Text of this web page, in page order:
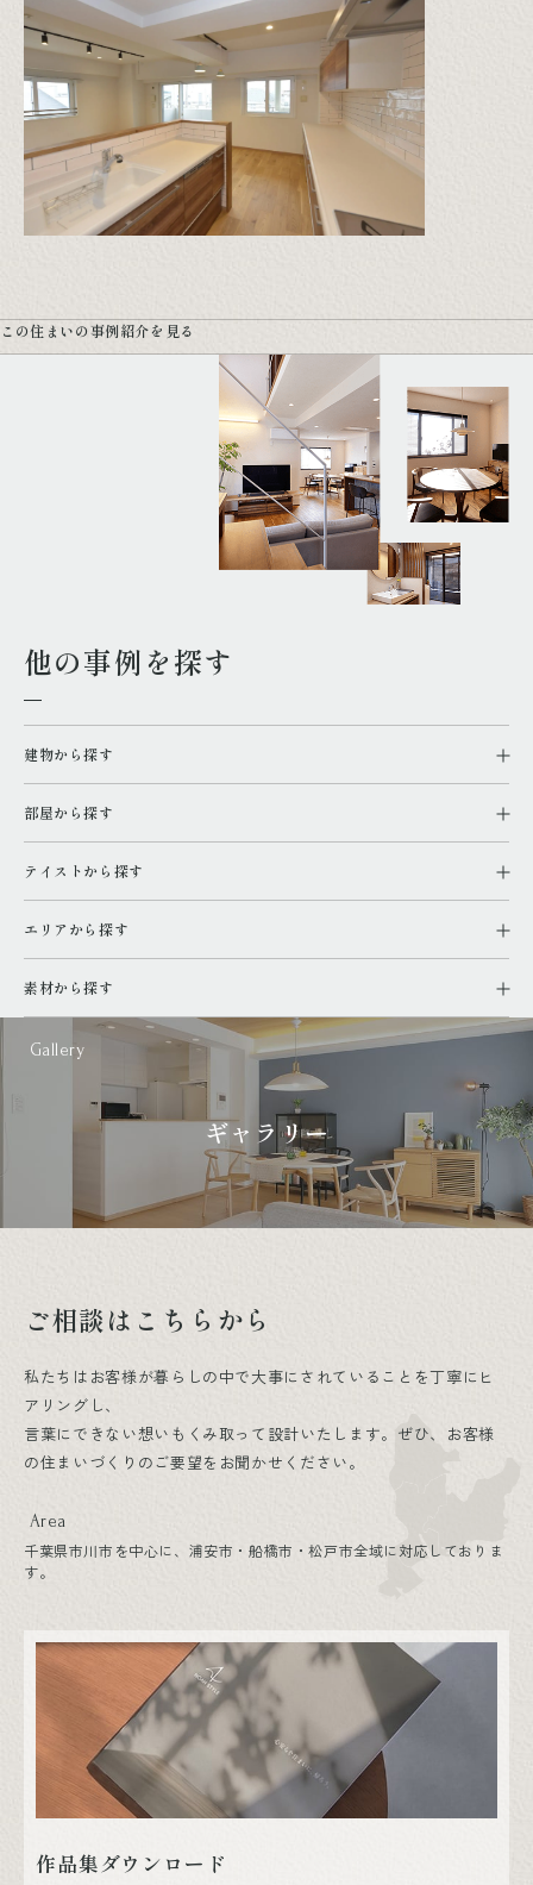
この住まいの事例紹介を見る
他の事例を探す
建物から探す
部屋から探す
テイストから探す
エリアから探す
素材から探す
Gallery
ギャラリー
ご相談はこちらから
私たちはお客様が暮らしの中で大事にされていることを丁寧にヒ
アリングし、
言葉にできない想いもくみ取って設計いたします。ぜひ、お客様
の住まいづくりのご要望をお聞かせください。
Area
千葉県市川市を中心に、浦安市・船橋市・松戸市全域に対応しておりま
す。
作品集ダウンロード